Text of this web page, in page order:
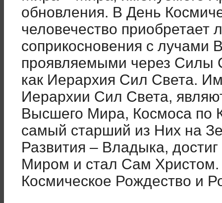
обновления. В День
человечество
соприкосновения с лучами
проявляемыми через Силы
как Иерархия Сил Света.
Иерархии Сил Света,
Высшего Мира, Космоса по
самый старший из Них на
Развития – Владыка,
Миром и стал Сам Христом.
Космическое Рождество и